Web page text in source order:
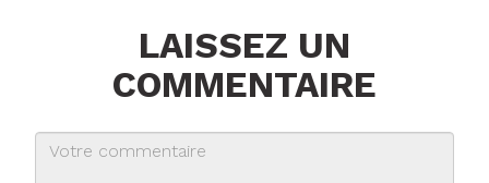
LAISSEZ UN
COMMENTAIRE